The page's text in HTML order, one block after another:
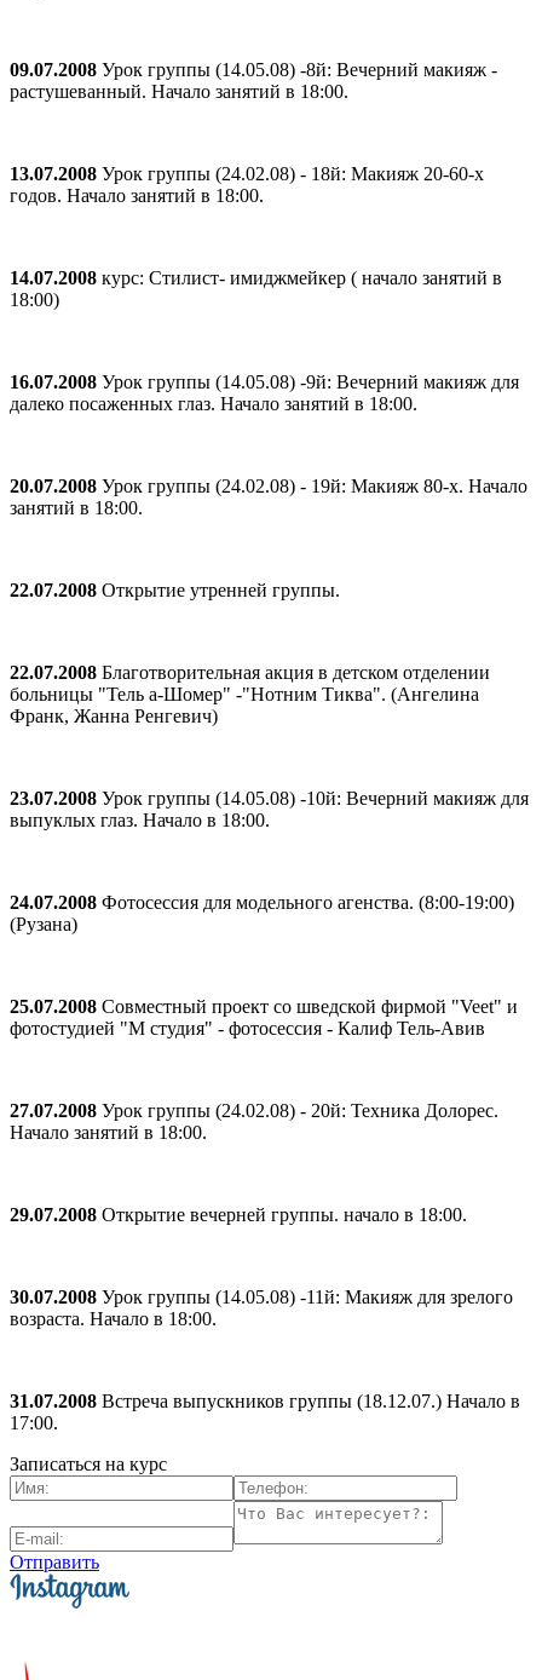
09.07.2008 Урок группы (14.05.08) -8й: Вечерний макияж -
растушеванный. Начало занятий в 18:00.
13.07.2008 Урок группы (24.02.08) - 18й: Макияж 20-60-х
годов. Начало занятий в 18:00.
14.07.2008 курс: Стилист- имиджмейкер ( начало занятий в
18:00)
16.07.2008 Урок группы (14.05.08) -9й: Вечерний макияж для
далеко посаженных глаз. Начало занятий в 18:00.
20.07.2008 Урок группы (24.02.08) - 19й: Макияж 80-х. Начало
занятий в 18:00.
22.07.2008 Открытие утренней группы.
22.07.2008 Благотворительная акция в детском отделении
больницы "Тель а-Шомер" -"Нотним Тиква". (Ангелина
Франк, Жанна Ренгевич)
23.07.2008 Урок группы (14.05.08) -10й: Вечерний макияж для
выпуклых глаз. Начало в 18:00.
24.07.2008 Фотосессия для модельного агенства. (8:00-19:00)
(Рузана)
25.07.2008 Совместный проект со шведской фирмой "Veet" и
фотостудией "М студия" - фотосессия - Калиф Тель-Авив
27.07.2008 Урок группы (24.02.08) - 20й: Teхника Долорес.
Начало занятий в 18:00.
29.07.2008 Открытие вечерней группы. начало в 18:00.
30.07.2008 Урок группы (14.05.08) -11й: Макияж для зрелого
возраста. Начало в 18:00.
31.07.2008 Встреча выпускников группы (18.12.07.) Начало в
17:00.
Записаться на курс
Отправить